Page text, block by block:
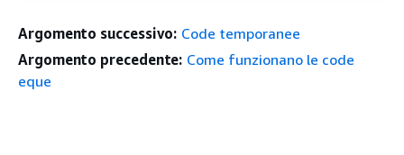
Argomento successivo: Code temporanee
Argomento precedente: Come funzionano le code
eque